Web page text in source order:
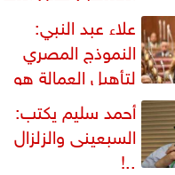
علاء عبد النبي:
النموذج المصري
لتأهيل العمالة هو
والأمثل لأزمات...
أحمد سليم يكتب:
السبعينى والزلزال
..!